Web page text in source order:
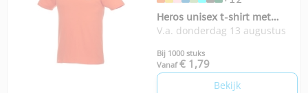
Heros unisex t-shirt met
korte mouwen
V.a. donderdag 13 augustus
Bij 1000 stuks
Vanaf € 1,79
Bekijk